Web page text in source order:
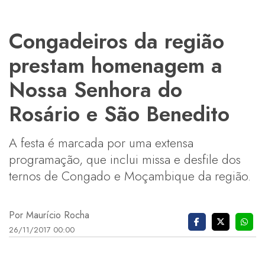
Congadeiros da região
prestam homenagem a
Nossa Senhora do
Rosário e São Benedito
A festa é marcada por uma extensa
programação, que inclui missa e desfile dos
ternos de Congado e Moçambique da região.
Por Maurício Rocha
26/11/2017 00:00